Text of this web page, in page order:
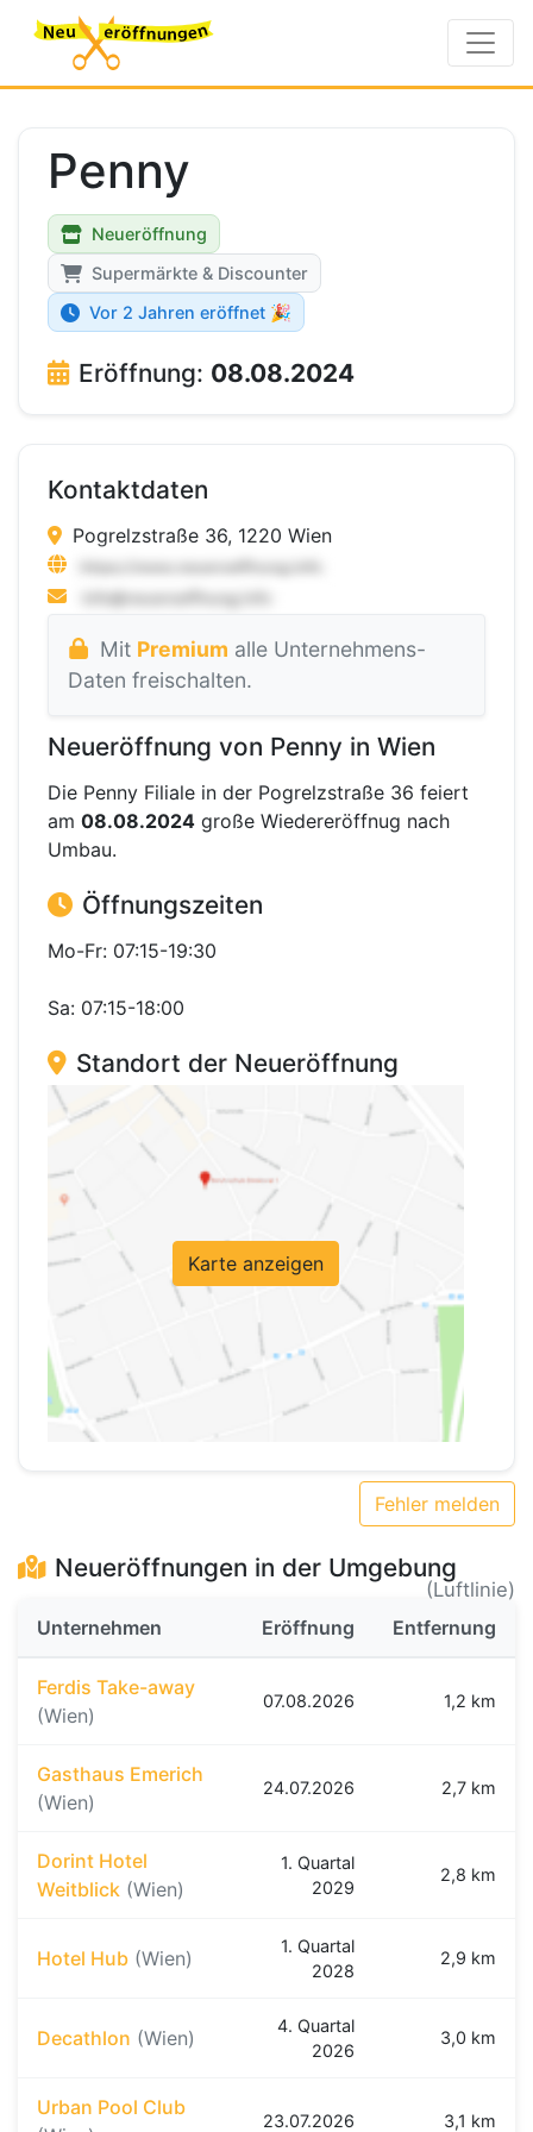
Penny
Neueröffnung
Supermärkte & Discounter
Vor 2 Jahren eröffnet 🎉
Eröffnung: 08.08.2024
Kontaktdaten
Pogrelzstraße 36, 1220 Wien
Mit Premium alle Unternehmens-
Daten freischalten.
Neueröffnung von Penny in Wien
Die Penny Filiale in der Pogrelzstraße 36 feiert
am 08.08.2024 große Wiedereröffnug nach
Umbau.
Öffnungszeiten
Mo-Fr: 07:15-19:30
Sa: 07:15-18:00
Standort der Neueröffnung
Karte anzeigen
Fehler melden
Neueröffnungen in der Umgebung
(Luftlinie)
Unternehmen
Eröffnung Entfernung
Ferdis Take-away
(Wien)
07.08.2026 1,2 km
Gasthaus Emerich
(Wien)
24.07.2026 2,7 km
Dorint Hotel
Weitblick (Wien)
1. Quartal
2029
2,8 km
Hotel Hub (Wien)
1. Quartal
2028
2,9 km
Decathlon (Wien)
4. Quartal
2026
3,0 km
Urban Pool Club
23.07.2026 3,1 km